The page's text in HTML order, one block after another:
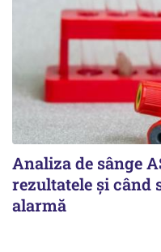
Analiza de sânge
rezultatele și când
alarmă